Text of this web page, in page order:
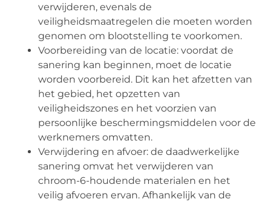
verwijderen, evenals de
veiligheidsmaatregelen die moeten worden
genomen om blootstelling te voorkomen.
Voorbereiding van de locatie: voordat de
sanering kan beginnen, moet de locatie
worden voorbereid. Dit kan het afzetten van
het gebied, het opzetten van
veiligheidszones en het voorzien van
persoonlijke beschermingsmiddelen voor de
werknemers omvatten.
Verwijdering en afvoer: de daadwerkelijke
sanering omvat het verwijderen van
chroom-6-houdende materialen en het
veilig afvoeren ervan. Afhankelijk van de